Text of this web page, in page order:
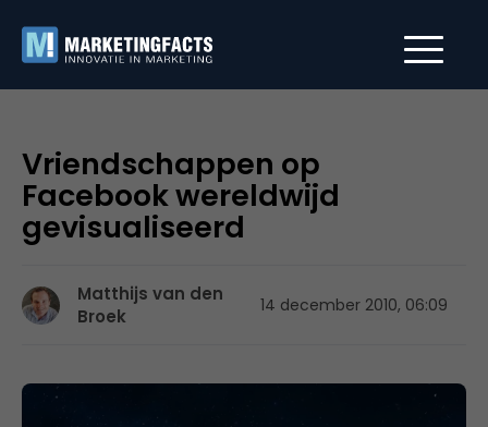
Vriendschappen op
Facebook wereldwijd
gevisualiseerd
Matthijs van den
Broek
14 december 2010, 06:09